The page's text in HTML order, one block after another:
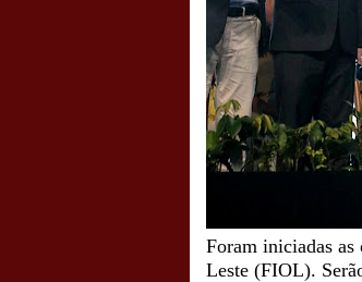
Foram iniciadas
Leste (FIOL).